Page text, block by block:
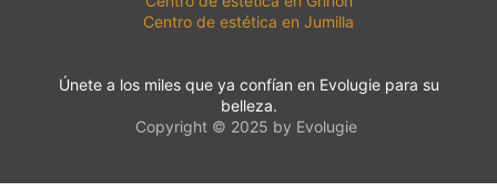
Centro de estética en Jumilla
Únete a los miles que ya confían en Evolugie para su
belleza.
Copyright © 2025 by Evolugie